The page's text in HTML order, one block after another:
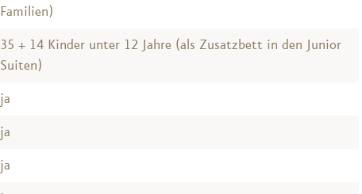
Familien)
35 + 14 Kinder unter 12 Jahre (als Zusatzbett in den Junior
Suiten)
ja
ja
ja